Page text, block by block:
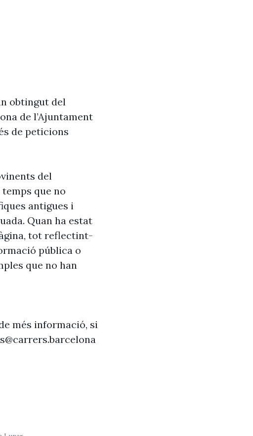
obtingut del
de l’Ajuntament
de peticions
del
que no
antigues i
Quan ha estat
tot reflectint-
pública o
que no han
més informació, si